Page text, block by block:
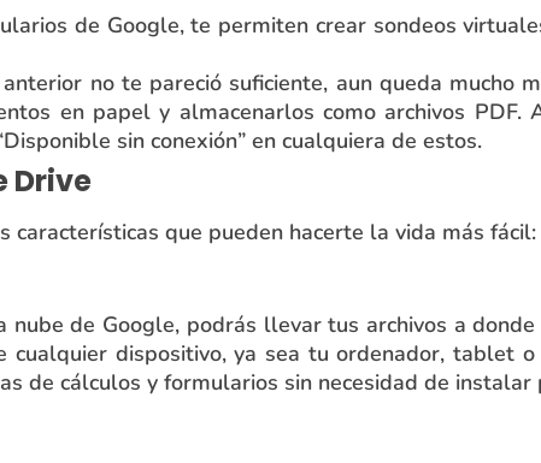
de Google, te permiten crear sondeos
no te pareció suficiente, aun queda mucho
en papel y almacenarlos como archivos PDF.
sin conexión” en cualquiera de estos.
Drive
características que pueden hacerte la vida más fácil:
nube de Google, podrás llevar tus archivos a
cualquier dispositivo, ya sea tu ordenador, tablet
de cálculos y formularios sin necesidad de